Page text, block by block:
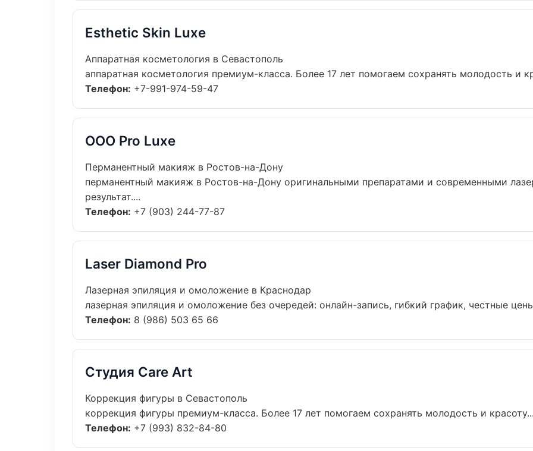
Esthetic Skin Luxe
Аппаратная косметология в Севастополь
аппаратная косметология премиум-класса. Более 17 лет помогаем сохранять молодость и
Телефон: +7-991-974-59-47
ООО Pro Luxe
Перманентный макияж в Ростов-на-Дону
перманентный макияж в Ростов-на-Дону оригинальными препаратами и современными
результат....
Телефон: +7 (903) 244-77-87
Laser Diamond Pro
Лазерная эпиляция и омоложение в Краснодар
лазерная эпиляция и омоложение без очередей: онлайн-запись, гибкий график, честные
Телефон: 8 (986) 503 65 66
Студия Care Art
Коррекция фигуры в Севастополь
коррекция фигуры премиум-класса. Более 17 лет помогаем сохранять молодость и
Телефон: +7 (993) 832-84-80